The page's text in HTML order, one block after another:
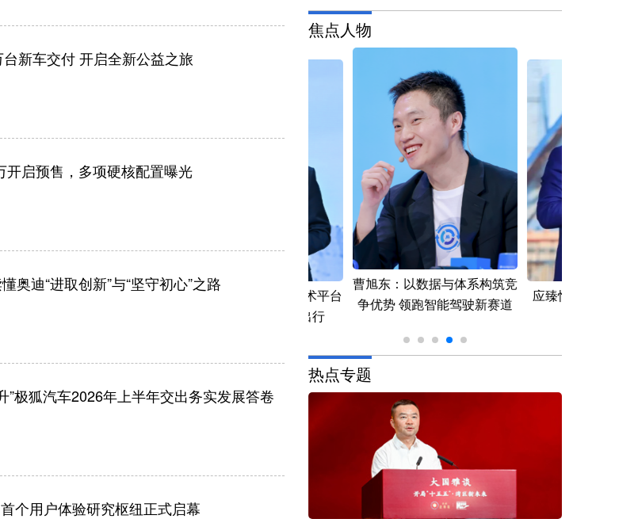
新车交付 开启全新公益之旅
开启预售，多项硬核配置曝光
奥迪“进取创新”与“坚守初心”之路
”极狐汽车2026年上半年交出务实发展答卷
个用户体验研究枢纽正式启幕
焦点人物
张兴海：始终把用户安全放在
何利扬：AI驱动魔方技术平台
持续演进 引领高端出行
曹旭东：以数据与体系构筑竞
争优势 领跑智能驾驶新赛道
应臻恺：让创
热点专题